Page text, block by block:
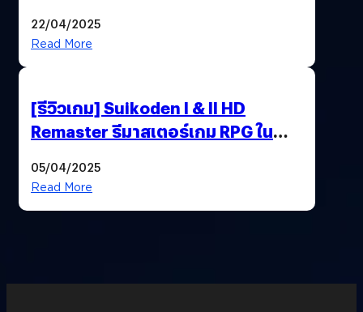
22/04/2025
Read More
[รีวิวเกม] Suikoden I & II HD
Remaster รีมาสเตอร์เกม RPG ใน
05/04/2025
Read More